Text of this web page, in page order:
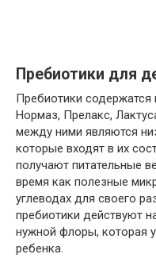
Пребиотики для
Пребиотики содержатся
Нормаз, Прелакс,
между ними являются
которые входят в их
получают питательные
время как полезные
углеводах для своего
пребиотики действуют
нужной флоры, которая
ребенка.